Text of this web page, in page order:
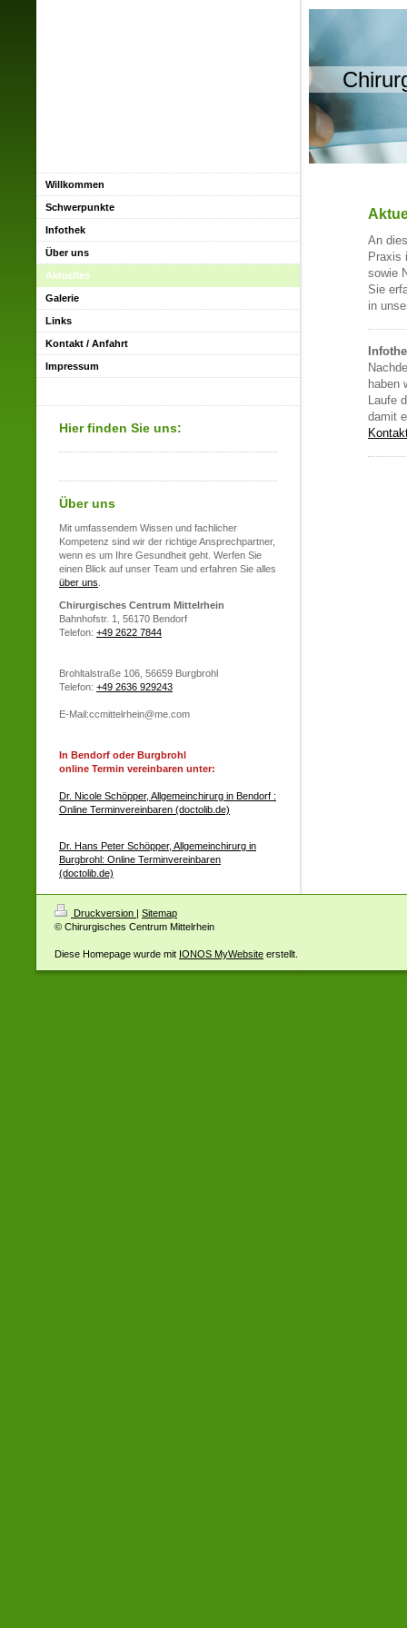
An
Praxis
sowie
Sie
in
haben
Laufe
damit
Willkommen
Schwerpunkte
Infothek
Über uns
Aktuelles
Galerie
Links
Kontakt / Anfahrt
Impressum
Hier finden Sie uns:
Über uns
Mit umfassendem Wissen und fachlicher
Kompetenz sind wir der richtige Ansprechpartner,
wenn es um Ihre Gesundheit geht. Werfen Sie
einen Blick auf unser Team und erfahren Sie alles
über uns
Chirurgisches Centrum Mittelrhein
Bahnhofstr. 1, 56170 Bendorf
Telefon: +49 2622 7844
Brohltalstraße 106, 56659 Burgbrohl
Telefon: +49 2636 929243
E-Mail:ccmittelrhein@me.com
In Bendorf oder Burgbrohl
online Termin vereinbaren unter:
Dr. Nicole Schöpper, Allgemeinchirurg in Bendorf :
Online Terminvereinbaren (doctolib.de)
Dr. Hans Peter Schöpper, Allgemeinchirurg in
Burgbrohl: Online Terminvereinbaren
(doctolib.de)
Druckversion | Sitemap
© Chirurgisches Centrum Mittelrhein
Diese Homepage wurde mit IONOS MyWebsite erstellt.